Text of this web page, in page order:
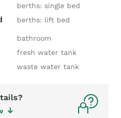
berths: single bed
berths: lift bed
bathroom
fresh water tank
waste water tank